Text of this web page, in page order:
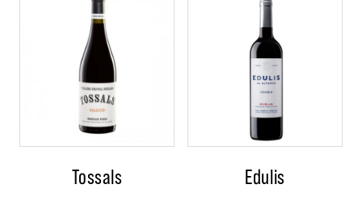
Tossals Edulis